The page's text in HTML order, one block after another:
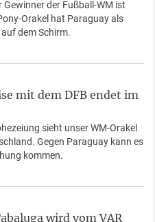
Gewinner der Fußball-WM ist
Orakel hat Paraguay als
dem Schirm.
mit dem DFB endet im
sieht unser WM-Orakel
Gegen Paraguay kann es
kommen.
wird vom VAR